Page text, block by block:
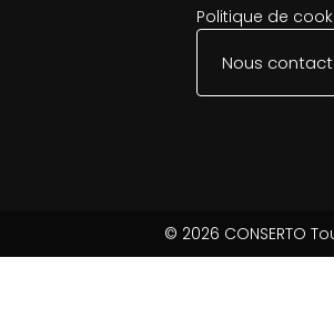
Politique de
Nous
© 2026 CONSERTO